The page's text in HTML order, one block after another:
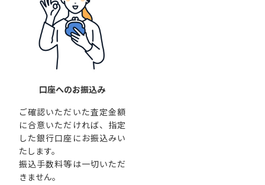
口座へのお振込み
ご確認いただいた査定金額
に合意いただければ、指定
した銀行口座にお振込みい
たします。
振込手数料等は一切いただ
きません。